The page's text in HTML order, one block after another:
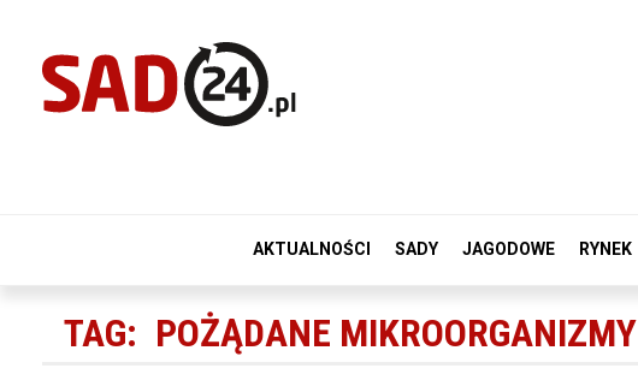
AKTUALNOŚCI SADY JAGODOWE RYNEK
TAG: POŻĄDANE MIKROORGANIZMY